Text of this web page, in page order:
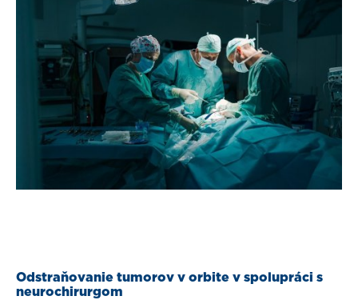
Odstraňovanie tumorov v orbite v spolupráci s
neurochirurgom